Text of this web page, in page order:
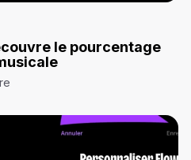
le pourcentage